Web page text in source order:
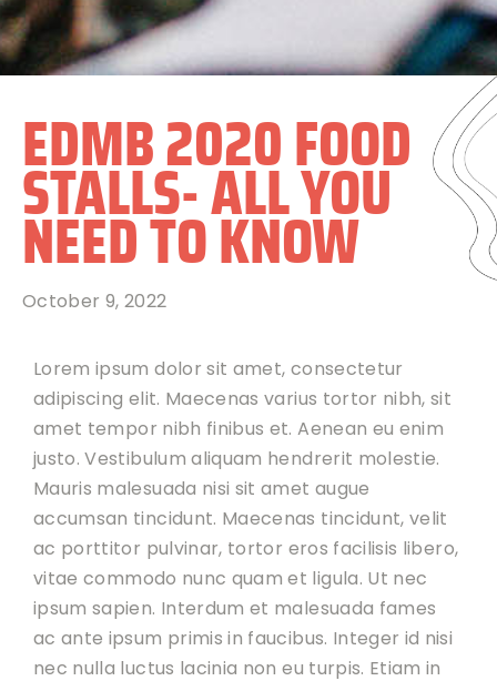
EDMB 2020 FOOD
STALLS- ALL YOU
NEED TO KNOW
October 9, 2022
Lorem ipsum dolor sit amet, consectetur
adipiscing elit. Maecenas varius tortor nibh, sit
amet tempor nibh finibus et. Aenean eu enim
justo. Vestibulum aliquam hendrerit molestie.
Mauris malesuada nisi sit amet augue
accumsan tincidunt. Maecenas tincidunt, velit
ac porttitor pulvinar, tortor eros facilisis libero,
vitae commodo nunc quam et ligula. Ut nec
ipsum sapien. Interdum et malesuada fames
ac ante ipsum primis in faucibus. Integer id nisi
nec nulla luctus lacinia non eu turpis. Etiam in